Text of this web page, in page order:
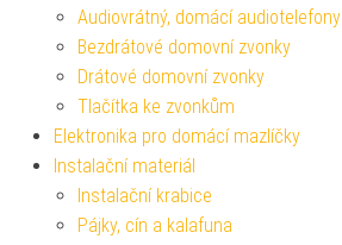
Audiovrátný, domácí audiotelefony
Bezdrátové domovní zvonky
Drátové domovní zvonky
Tlačítka ke zvonkům
Elektronika pro domácí mazlíčky
Instalační materiál
Instalační krabice
Pájky, cín a kalafuna